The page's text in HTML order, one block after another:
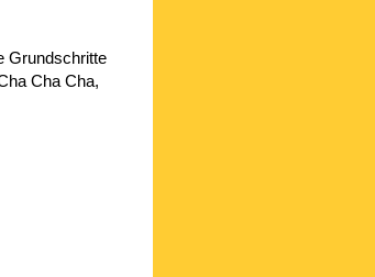
Grundschritte
Cha Cha,